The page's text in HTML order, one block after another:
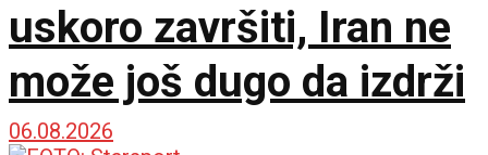
uskoro završiti, Iran ne
može još dugo da izdrži
06.08.2026